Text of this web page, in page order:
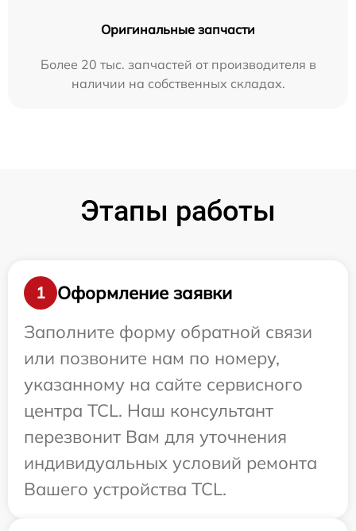
Оригинальные запчасти
Более 20 тыс. запчастей от производителя в
наличии на собственных складах.
Этапы работы
1
Оформление заявки
Заполните форму обратной связи
или позвоните нам по номеру,
указанному на сайте сервисного
центра TCL. Наш консультант
перезвонит Вам для уточнения
индивидуальных условий ремонта
Вашего устройства TCL.